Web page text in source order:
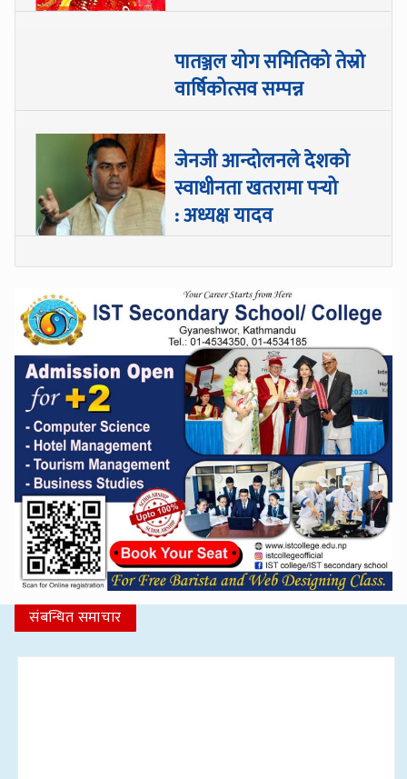
पातञ्जल योग समितिको तेस्रो
वार्षिकोत्सव सम्पन्न
जेनजी आन्दोलनले देशको
स्वाधीनता खतरामा पर्‍यो
: अध्यक्ष यादव
संबन्धित समाचार